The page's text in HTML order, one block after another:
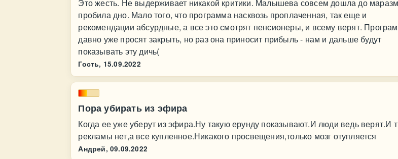
Это жесть. Не выдерживает никакой критики. Малышева совсем дошла до
пробила дно. Мало того, что программа насквозь проплаченная, так еще и
рекомендации абсурдные, а все это смотрят пенсионеры, и всему верят.
давно уже просят закрыть, но раз она приносит прибыль - нам и дальше будут
показывать эту дичь(
Гость, 15.09.2022
Пора убирать из эфира
Когда ее уже уберут из эфира.Ну такую ерунду показывают.И люди ведь верят.И
рекламы нет,а все купленное.Никакого просвещения,только мозг отупляется
Андрей, 09.09.2022